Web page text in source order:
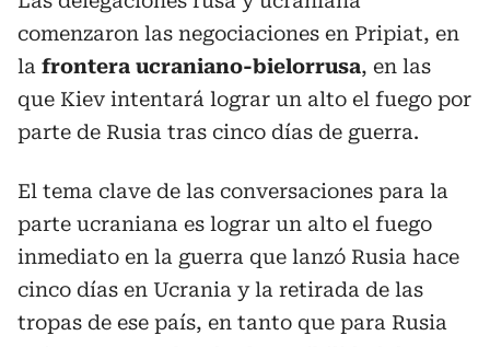
comenzaron las negociaciones en Pripiat, en
la frontera ucraniano-bielorrusa, en las
que Kiev intentará lograr un alto el fuego por
parte de Rusia tras cinco días de guerra.
El tema clave de las conversaciones para la
parte ucraniana es lograr un alto el fuego
inmediato en la guerra que lanzó Rusia hace
cinco días en Ucrania y la retirada de las
tropas de ese país, en tanto que para Rusia